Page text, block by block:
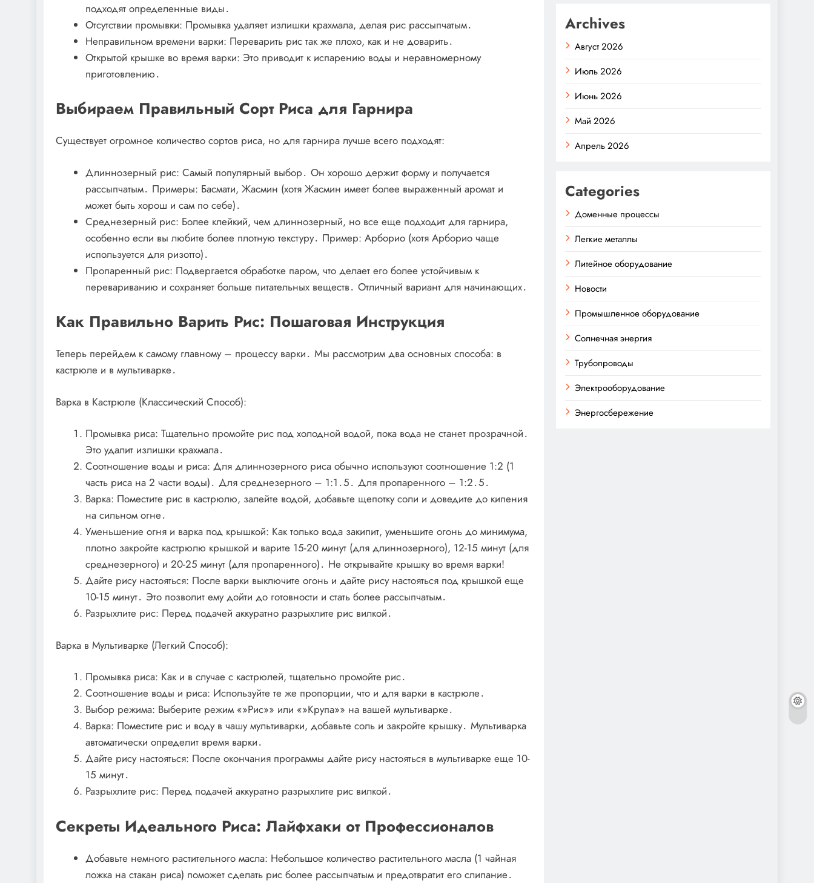
подходят определенные виды․
Отсутствии промывки: Промывка удаляет излишки крахмала, делая рис рассыпчатым․
Неправильном времени варки: Переварить рис так же плохо, как и не доварить․
Открытой крышке во время варки: Это приводит к испарению воды и неравномерному
приготовлению․
Выбираем Правильный Сорт Риса для Гарнира
Существует огромное количество сортов риса, но для гарнира лучше всего подходят:
Длиннозерный рис: Самый популярный выбор․ Он хорошо держит форму и получается
рассыпчатым․ Примеры: Басмати, Жасмин (хотя Жасмин имеет более выраженный аромат и
может быть хорош и сам по себе)․
Среднезерный рис: Более клейкий, чем длиннозерный, но все еще подходит для гарнира,
особенно если вы любите более плотную текстуру․ Пример: Арборио (хотя Арборио чаще
используется для ризотто)․
Пропаренный рис: Подвергается обработке паром, что делает его более устойчивым к
перевариванию и сохраняет больше питательных веществ․ Отличный вариант для начинающих․
Как Правильно Варить Рис: Пошаговая Инструкция
Теперь перейдем к самому главному – процессу варки․ Мы рассмотрим два основных способа: в
кастрюле и в мультиварке․
Варка в Кастрюле (Классический Способ):
Промывка риса: Тщательно промойте рис под холодной водой, пока вода не станет прозрачной․
Это удалит излишки крахмала․
Соотношение воды и риса: Для длиннозерного риса обычно используют соотношение 1:2 (1
часть риса на 2 части воды)․ Для среднезерного – 1:1․5․ Для пропаренного – 1:2․5․
Варка: Поместите рис в кастрюлю, залейте водой, добавьте щепотку соли и доведите до кипения
на сильном огне․
Уменьшение огня и варка под крышкой: Как только вода закипит, уменьшите огонь до минимума,
плотно закройте кастрюлю крышкой и варите 15-20 минут (для длиннозерного), 12-15 минут (для
среднезерного) и 20-25 минут (для пропаренного)․ Не открывайте крышку во время варки!
Дайте рису настояться: После варки выключите огонь и дайте рису настояться под крышкой еще
10-15 минут․ Это позволит ему дойти до готовности и стать более рассыпчатым․
Разрыхлите рис: Перед подачей аккуратно разрыхлите рис вилкой․
Варка в Мультиварке (Легкий Способ):
Промывка риса: Как и в случае с кастрюлей, тщательно промойте рис․
Соотношение воды и риса: Используйте те же пропорции, что и для варки в кастрюле․
Выбор режима: Выберите режим «»Рис»» или «»Крупа»» на вашей мультиварке․
Варка: Поместите рис и воду в чашу мультиварки, добавьте соль и закройте крышку․ Мультиварка
автоматически определит время варки․
Дайте рису настояться: После окончания программы дайте рису настояться в мультиварке еще 10-
15 минут․
Разрыхлите рис: Перед подачей аккуратно разрыхлите рис вилкой․
Секреты Идеального Риса: Лайфхаки от Профессионалов
Добавьте немного растительного масла: Небольшое количество растительного масла (1 чайная
ложка на стакан риса) поможет сделать рис более рассыпчатым и предотвратит его слипание․
Archives
Август 2026
Июль 2026
Июнь 2026
Май 2026
Апрель 2026
Categories
Доменные процессы
Легкие металлы
Литейное оборудование
Новости
Промышленное оборудование
Солнечная энергия
Трубопроводы
Электрооборудование
Энергосбережение